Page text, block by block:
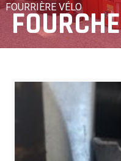
FOURRIÈRE VÉLO
FOURCHE